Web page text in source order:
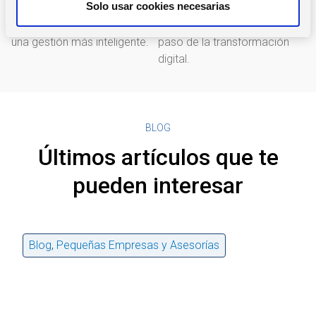
m
i
Solo usar cookies necesarias
Integración con Inteligencia
Artificial, IoT y Big Data para
una gestión más inteligente.
Un equipo de profesionales
que te acompaña en cada
paso de la transformación
digital.
BLOG
Últimos artículos que te
pueden interesar
Blog, Pequeñas Empresas y Asesorías